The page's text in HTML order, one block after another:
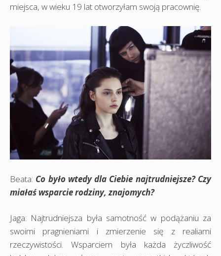
miejsca, w wieku 19 lat otworzyłam swoją pracownię.
Beata: Co było wtedy dla Ciebie najtrudniejsze? Czy
miałaś wsparcie rodziny, znajomych?
Jaga: Najtrudniejsza była samotność w podążaniu za
swoimi pragnieniami i zmierzenie się z realiami
rzeczywistości. Wsparciem była każda życzliwość